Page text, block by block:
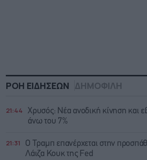
ΡΟΗ ΕΙΔΗΣΕΩΝ ΔΗΜΟΦΙΛΗ
21:44
Χρυσός: Νέα ανοδική κίνηση και
άνω του 7%
21:31
Ο Τραμπ επανέρχεται στην
Λάιζα Κουκ της Fed